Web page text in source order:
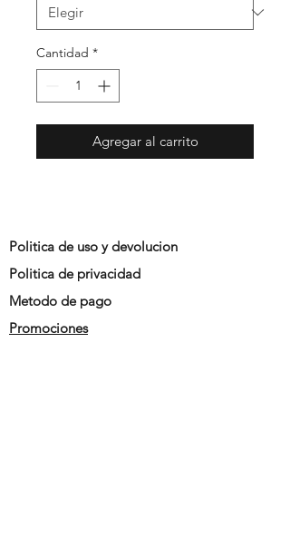
Cantidad *
Agregar al carrito
Politica de uso y devolucion
Politica de privacidad
Metodo de pago
Promociones